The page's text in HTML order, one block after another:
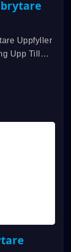
Uppfyller
Upp Till
Och Mer.